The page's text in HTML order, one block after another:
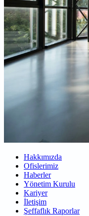
Hakkımızda
Ofislerimiz
Haberler
Yönetim Kurulu
Kariyer
İletişim
Şeffaflık Raporlar